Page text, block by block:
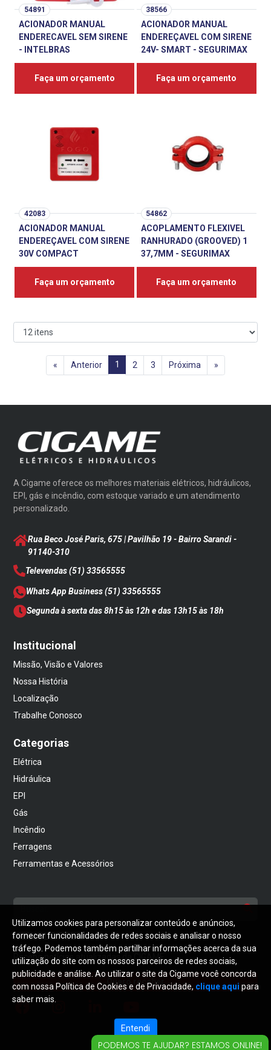
54891
ACIONADOR MANUAL
ENDERECAVEL SEM SIRENE
- INTELBRAS
Faça um orçamento
38566
ACIONADOR MANUAL
ENDEREÇAVEL COM SIRENE
24V- SMART - SEGURIMAX
Faça um orçamento
42083
ACIONADOR MANUAL
ENDEREÇAVEL COM SIRENE
30V COMPACT
Faça um orçamento
54862
ACOPLAMENTO FLEXIVEL
RANHURADO (GROOVED) 1
37,7MM - SEGURIMAX
Faça um orçamento
« Anterior 1 2 3 Próxima »
A Cigame oferece os melhores materiais elétricos, hidráulicos,
EPI, gás e incêndio, com estoque variado e um atendimento
personalizado.
Rua Beco José Paris, 675 | Pavilhão 19 - Bairro Sarandi-
91140-310
Televendas(51) 33565555
Whats App Business(51) 33565555
Segunda à sexta das 8h15 às 12h e das 13h15 às 18h
Institucional
Missão, Visão e Valores
Nossa História
Localização
Trabalhe Conosco
Categorias
Elétrica
Hidráulica
EPI
Gás
Incêndio
Ferragens
Ferramentas e Acessórios
NEWSLETTER
Receba notícias atualizadas da CIGAME
Quero receber
Utilizamos cookies para personalizar conteúdo e anúncios,
fornecer funcionalidades de redes sociais e analisar o nosso
tráfego. Podemos também partilhar informações acerca da sua
utilização do site com os nossos parceiros de redes sociais,
publicidade e análise. Ao utilizar o site da Cigame você concorda
com nossa Política de Cookies e de Privacidade, clique aqui para
saber mais.
Entendi
PODEMOS TE AJUDAR? ESTAMOS ONLINE!